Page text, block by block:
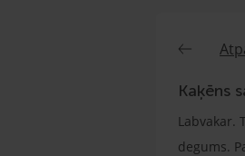
Kaķēns
Labvakar.
degums.